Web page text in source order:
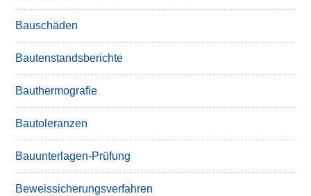
Bauschäden
Bautenstandsberichte
Bauthermografie
Bautoleranzen
Bauunterlagen-Prüfung
Beweissicherungsverfahren